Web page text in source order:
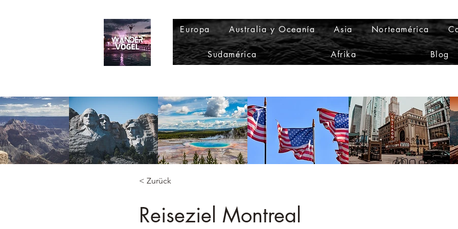
Europa Australia y Oceanía Asia Norteamérica
Sudamérica Afrika Blog
< Zurück
Reiseziel Montreal